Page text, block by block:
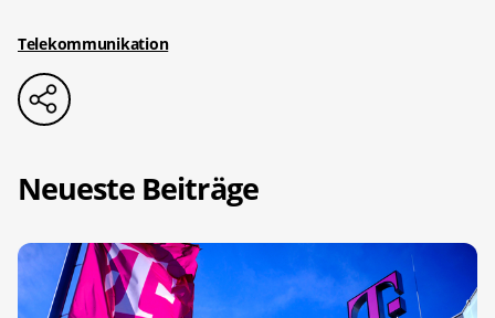
Telekommunikation
Neueste Beiträge